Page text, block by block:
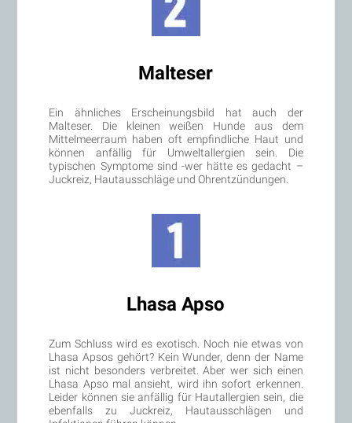
Malteser
Ein ähnliches Erscheinungsbild hat auch der
Malteser. Die kleinen weißen Hunde aus dem
Mittelmeerraum haben oft empfindliche Haut und
können anfällig für Umweltallergien sein. Die
typischen Symptome sind -wer hätte es gedacht –
Juckreiz, Hautausschläge und Ohrentzündungen.
Lhasa Apso
Zum Schluss wird es exotisch. Noch nie etwas von
Lhasa Apsos gehört? Kein Wunder, denn der Name
ist nicht besonders verbreitet. Aber wer sich einen
Lhasa Apso mal ansieht, wird ihn sofort erkennen.
Leider können sie anfällig für Hautallergien sein, die
ebenfalls zu Juckreiz, Hautausschlägen und